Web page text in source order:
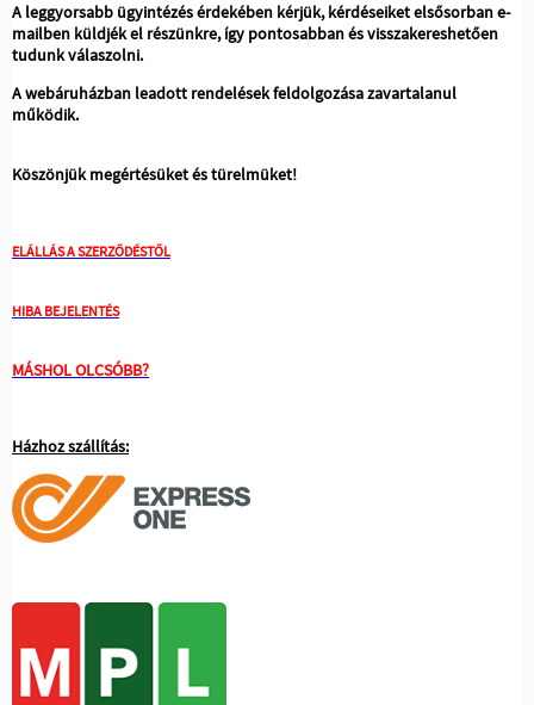
A leggyorsabb ügyintézés érdekében kérjük, kérdéseiket elsősorban e-
mailben küldjék el részünkre, így pontosabban és visszakereshetően
tudunk válaszolni.
A webáruházban leadott rendelések feldolgozása zavartalanul
működik.
Köszönjük megértésüket és türelmüket!
ELÁLLÁS A SZERZŐDÉSTŐL
HIBA BEJELENTÉS
MÁSHOL OLCSÓBB?
Házhoz szállítás: